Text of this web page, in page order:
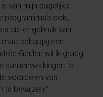
van mijn dagelijks
programma’s ook,
die er gebruik van
een
Geulen wil ik graag
samenwerkingen te
voordelen van
te bewijzen.”